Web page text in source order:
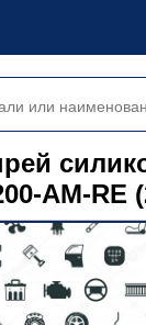
AM-RE